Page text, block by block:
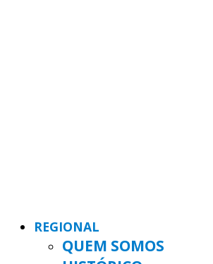
REGIONAL
QUEM SOMOS